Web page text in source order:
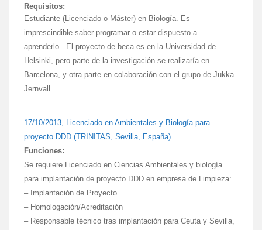
Requisitos:
Estudiante (Licenciado o Máster) en Biología. Es
imprescindible saber programar o estar dispuesto a
aprenderlo.. El proyecto de beca es en la Universidad de
Helsinki, pero parte de la investigación se realizaría en
Barcelona, y otra parte en colaboración con el grupo de Jukka
Jernvall
17/10/2013, Licenciado en Ambientales y Biología para
proyecto DDD (TRINITAS, Sevilla, España)
Funciones:
Se requiere Licenciado en Ciencias Ambientales y biología
para implantación de proyecto DDD en empresa de Limpieza:
– Implantación de Proyecto
– Homologación/Acreditación
– Responsable técnico tras implantación para Ceuta y Sevilla,